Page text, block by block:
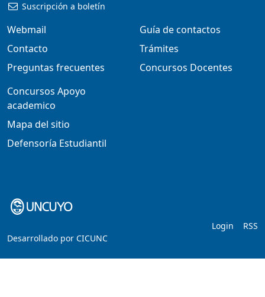
Suscripción a boletín
Webmail
Contacto
Preguntas frecuentes
Guía de contactos
Trámites
Concursos Docentes
Concursos Apoyo
academico
Mapa del sitio
Defensoría Estudiantil
Login
RSS
Desarrollado por CICUNC